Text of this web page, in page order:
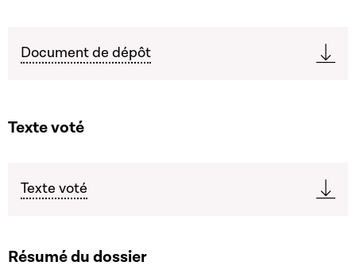
Document de dépôt
Texte voté
Texte voté
Résumé du dossier